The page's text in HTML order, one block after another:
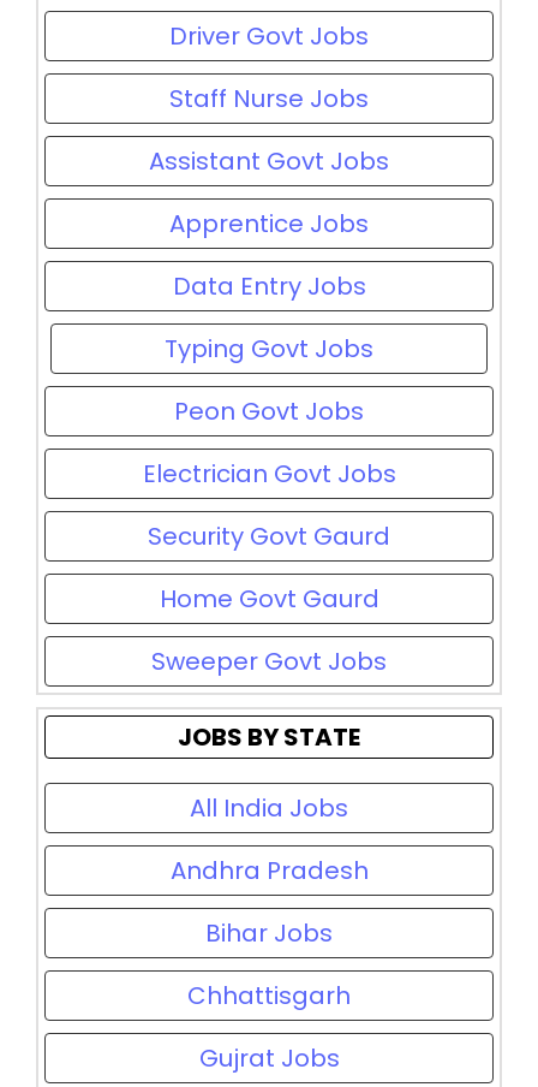
Driver Govt Jobs
Staff Nurse Jobs
Assistant Govt Jobs
Apprentice Jobs
Data Entry Jobs
Typing Govt Jobs
Peon Govt Jobs
Electrician Govt Jobs
Security Govt Gaurd
Home Govt Gaurd
Sweeper Govt Jobs
JOBS BY STATE
All India Jobs
Andhra Pradesh
Bihar Jobs
Chhattisgarh
Gujrat Jobs